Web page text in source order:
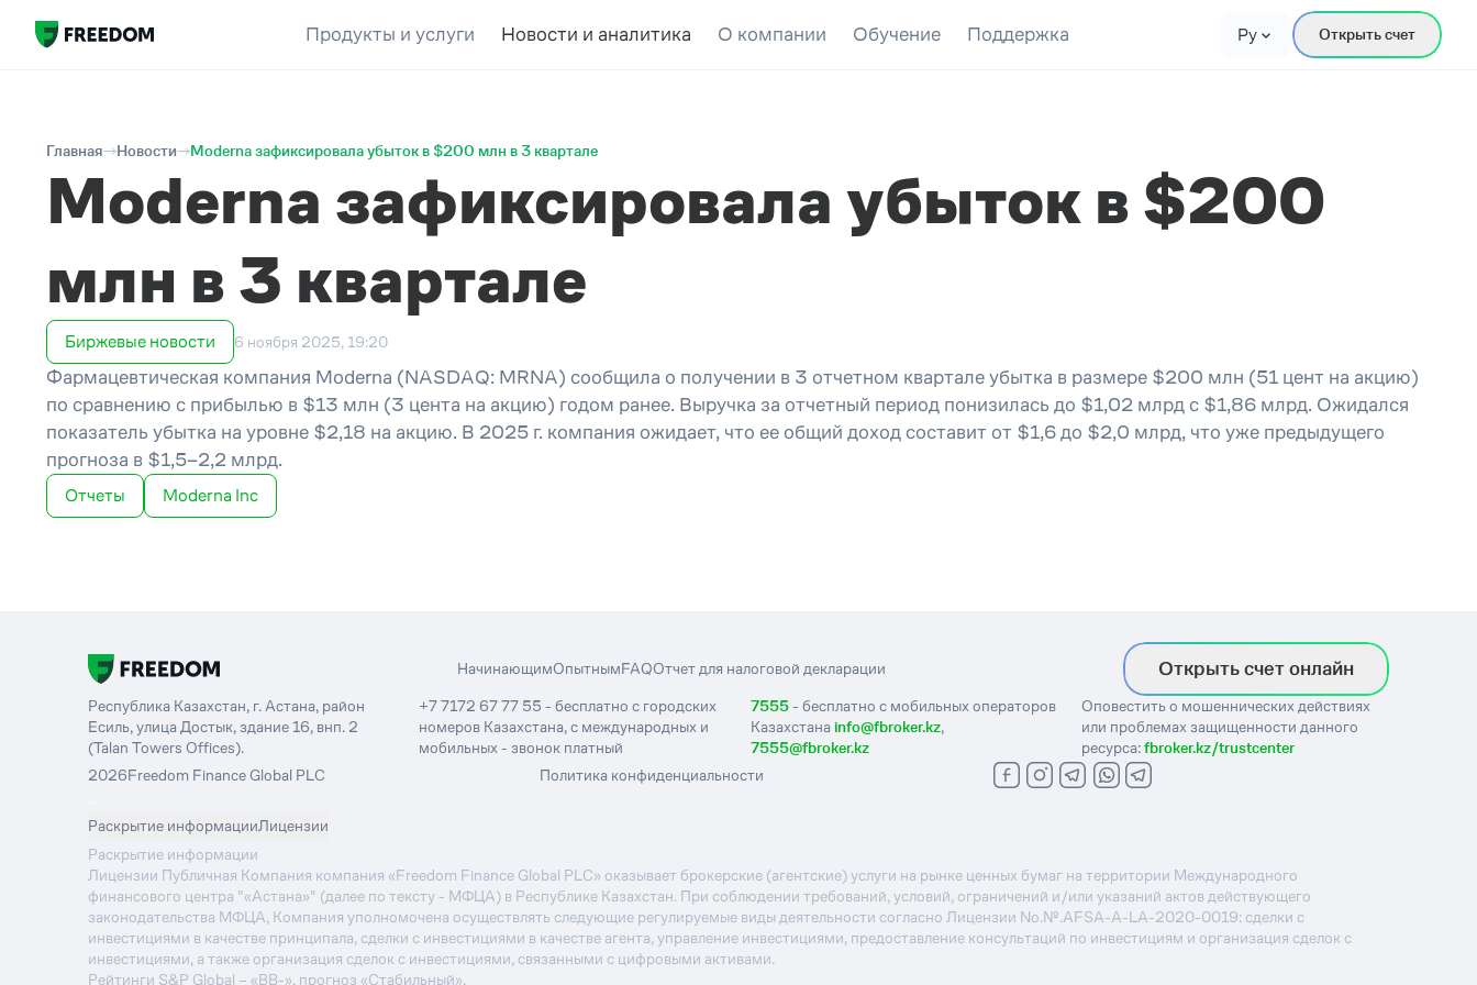
Продукты и услуги Новости и аналитика О компании Обучение Поддержка Ру Открыть счет
Главная Новости Moderna зафиксировала убыток в $200 млн в 3 квартале
Moderna зафиксировала убыток в $200
млн в 3 квартале
Биржевые новости 6 ноября 2025, 19:20
Фармацевтическая компания Moderna (NASDAQ: MRNA) сообщила о получении в 3 отчетном квартале убытка в размере $200 млн (51 цент на акцию)
по сравнению с прибылью в $13 млн (3 цента на акцию) годом ранее. Выручка за отчетный период понизилась до $1,02 млрд с $1,86 млрд. Ожидался
показатель убытка на уровне $2,18 на акцию. В 2025 г. компания ожидает, что ее общий доход составит от $1,6 до $2,0 млрд, что уже предыдущего
прогноза в $1,5–2,2 млрд.
Отчеты Moderna Inc
НачинающимОпытнымFAQОтчет для налоговой декларации Открыть счет онлайн
Республика Казахстан, г. Астана, район
Есиль, улица Достык, здание 16, внп. 2
(Talan Towers Offices).
+7 7172 67 77 55 - бесплатно с городских
номеров Казахстана, с международных и
мобильных - звонок платный
7555- бесплатно с мобильных операторов
Казахстанаinfo@fbroker.kz,
7555@fbroker.kz
Оповестить о мошеннических действиях
или проблемах защищенности данного
ресурса:fbroker.kz/trustcenter
2026Freedom Finance Global PLC
Политика конфиденциальности
Раскрытие информацииЛицензии
Раскрытие информации
Лицензии Публичная Компания компания «Freedom Finance Global PLC» оказывает брокерские (агентские) услуги на рынке ценных бумаг на территории Международного
финансового центра "«Астана»" (далее по тексту - МФЦА) в Республике Казахстан. При соблюдении требований, условий, ограничений и/или указаний актов действующего
законодательства МФЦА, Компания уполномочена осуществлять следующие регулируемые виды деятельности согласно Лицензии No.№.AFSA-A-LA-2020-0019: сделки с
инвестициями в качестве принципала, сделки с инвестициями в качестве агента, управление инвестициями, предоставление консультаций по инвестициям и организация сделок с
инвестициями, а также организация сделок с инвестициями, связанными с цифровыми активами.
Рейтинги S&P Global – «BB-», прогноз «Стабильный».